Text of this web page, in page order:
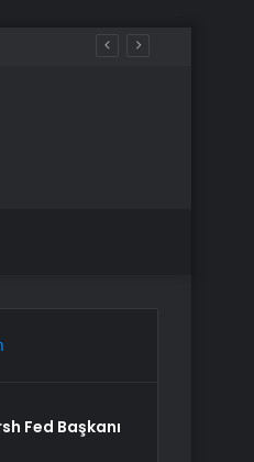
Fed Başkanı